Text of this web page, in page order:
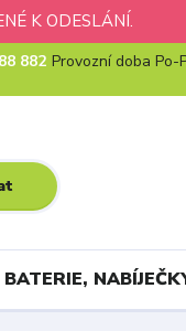
K ODESLÁNÍ.
882 Provozní doba Po-
BATERIE,